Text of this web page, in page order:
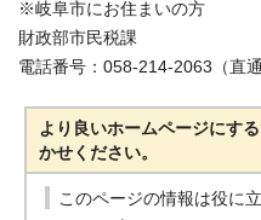
※岐阜市にお住まいの方
財政部市民税課
電話番号：058-214-2063（直通
より良いホームページにす
かせください。
このページの情報は役に